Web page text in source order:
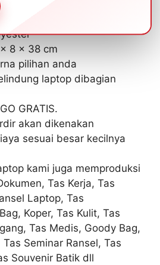
8 x 38 cm
pilihan anda
laptop dibagian
GRATIS.
akan dikenakan
sesuai besar kecilnya
kami juga memproduksi
Tas Kerja, Tas
Laptop, Tas
Koper, Tas Kulit, Tas
Tas Medis, Goody Bag,
Seminar Ransel, Tas
Souvenir Batik dll